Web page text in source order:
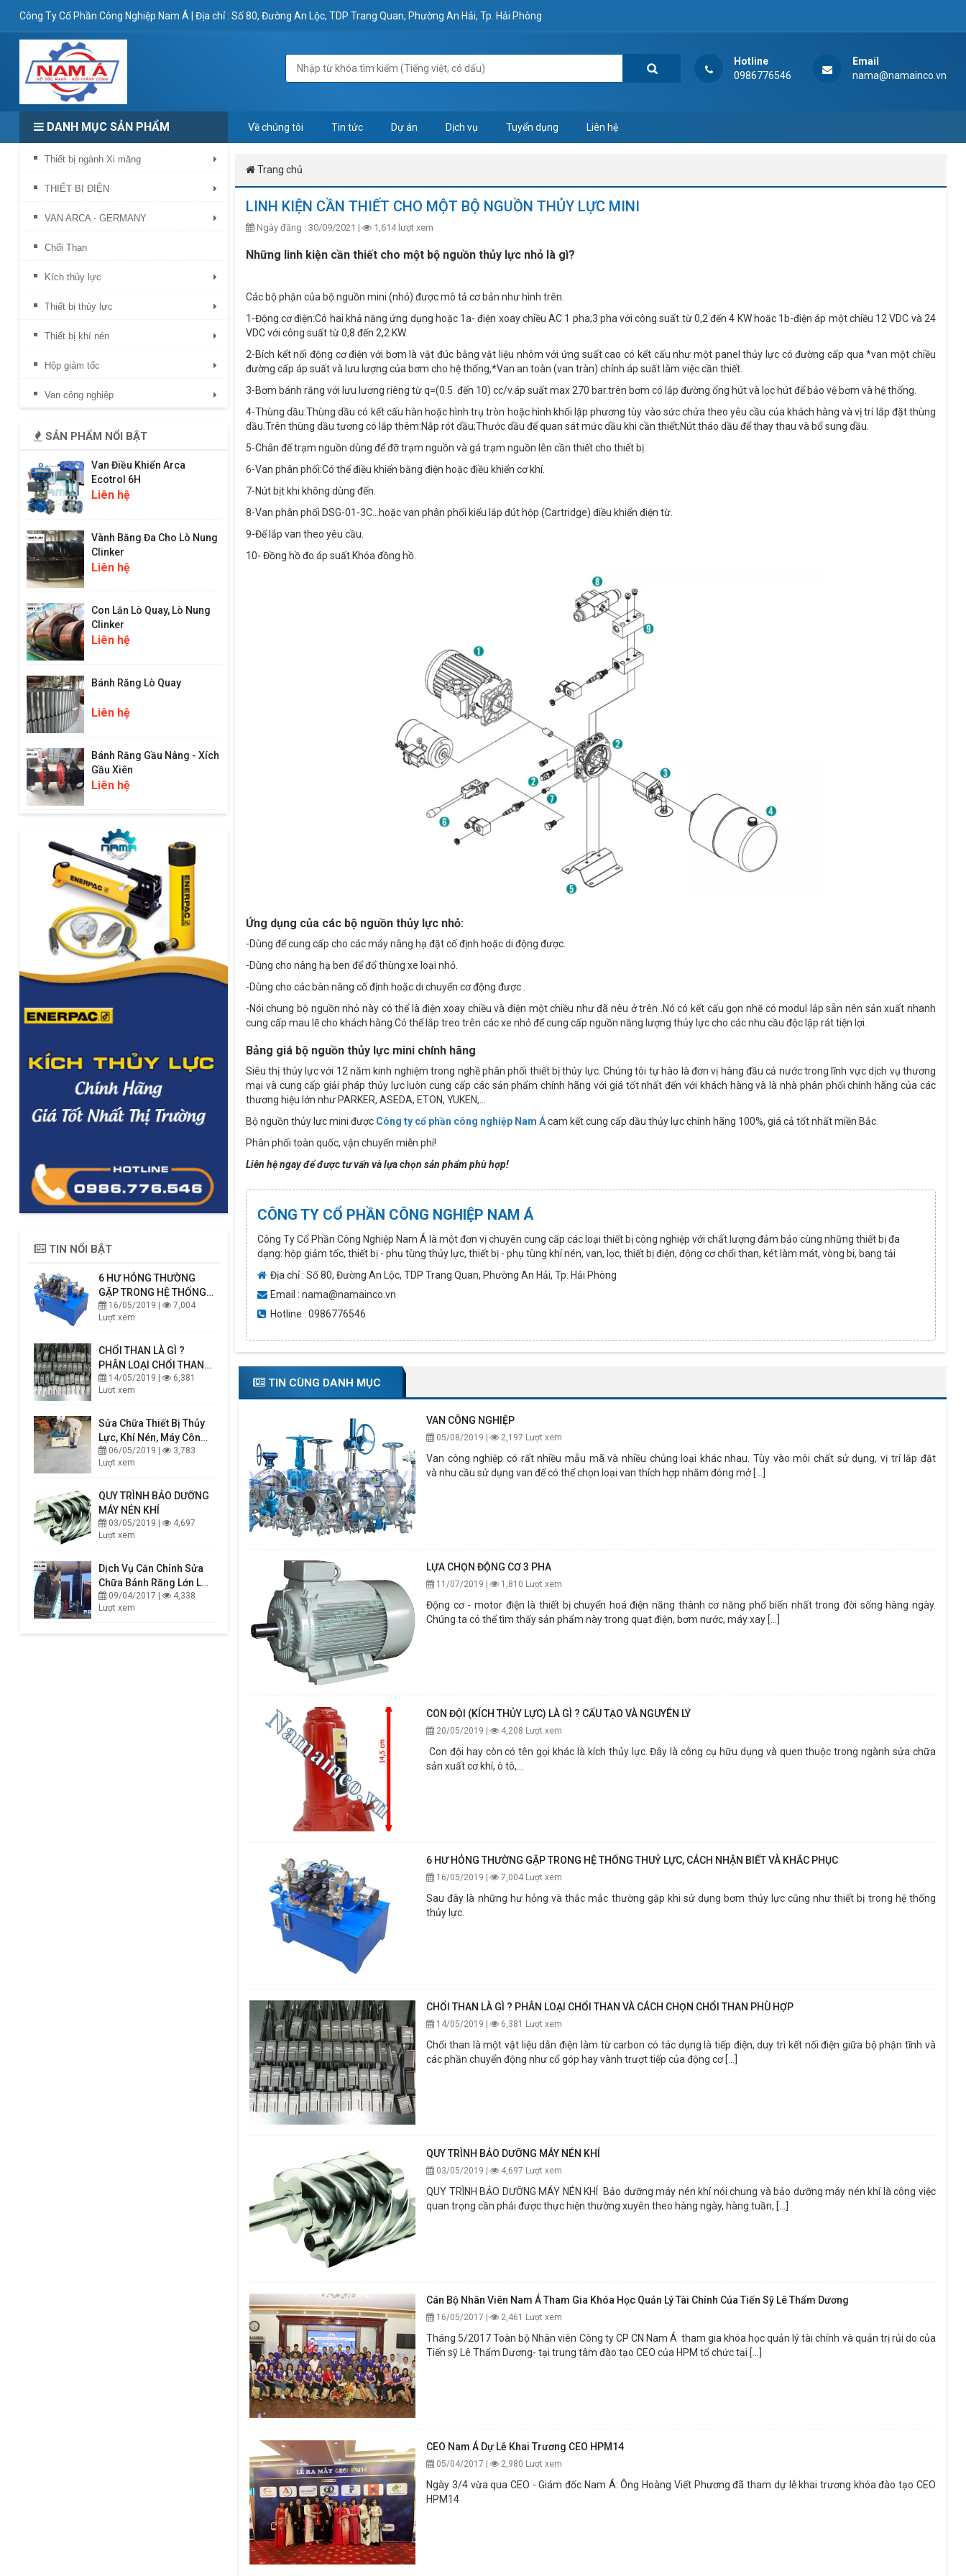
Công Ty Cổ Phần Công Nghiệp Nam Á Địa chỉ : Số 80, Đường An Lộc, TDP Trang Quan, Phường An Hải, Tp. Hải Phòng
Hotline
0986776546
Email
nama@namainco.vn
DANH MỤC SẢN PHẨM Về chúng tôi Tin tức Dự án Dịch vụ Tuyển dụng Liên hệ
Trang chủ
LINH KIỆN CẦN THIẾT CHO MỘT BỘ NGUỒN THỦY LỰC MINI
Ngày đăng : 30/09/2021 | 1,614 lượt xem
Những linh kiện cần thiết cho một bộ nguồn thủy lực nhỏ là gì?
Các bộ phận của bộ nguồn mini (nhỏ) được mô tả cơ bản như hình trên.
1-Động cơ điện:Có hai khả năng ứng dụng hoặc 1a- điện xoay chiều AC 1 pha;3 pha với công suất từ 0,2 đến 4 KW hoặc 1b-điện áp một chiều 12 VDC và 24
VDC với công suất từ 0,8 đến 2,2 KW.
2-Bích kết nối động cơ điện với bơm là vật đúc bằng vật liệu nhôm với ứng suất cao có kết cấu như một panel thủy lực có đường cấp qua *van một chiều
đường cấp áp suất và lưu lượng của bơm cho hệ thống,*Van an toàn (van tràn) chỉnh áp suất làm việc cần thiết.
3-Bơm bánh răng với lưu lương riêng từ q=(0.5 đến 10) cc/v.áp suất max 270 bar.trên bơm có lắp đường ống hút và lọc hút để bảo vệ bơm và hệ thống.
4-Thùng dầu:Thùng dầu có kết cấu hàn hoặc hình trụ tròn hoặc hình khối lập phương tùy vào sức chửa theo yêu cầu của khách hàng và vị trí lắp đặt thùng
dầu.Trên thùng dầu tương có lắp thêm:Nắp rót dầu;Thước dầu để quan sát mức dầu khi cần thiết;Nút tháo dầu để thay thau và bổ sung dầu.
5-Chân đế trạm nguồn dùng để đỡ trạm nguồn và gá trạm nguồn lên cần thiết cho thiết bị.
6-Van phân phối:Có thể điều khiển bằng điện hoặc điều khiển cơ khí.
7-Nút bịt khi không dùng đến.
8-Van phân phối DSG-01-3C…hoặc van phân phối kiểu lắp đút hộp (Cartridge) điều khiển điện từ.
9-Đế lắp van theo yêu cầu.
10- Đồng hồ đo áp suất.Khóa đồng hồ.
Ứng dụng của các bộ nguồn thủy lực nhỏ:
-Dùng để cung cấp cho các máy nâng hạ đặt cố định hoặc di động được.
-Dùng cho nâng hạ ben để đổ thùng xe loại nhỏ.
-Dùng cho các bàn nâng cố định hoặc di chuyển cơ động được .
-Nói chung bộ nguồn nhỏ này có thể là điện xoay chiều và điện một chiều như đã nêu ở trên .Nó có kết cấu gọn nhẽ có modul lắp sẵn nên sản xuất nhanh
cung cấp mau lẽ cho khách hàng.Có thể lắp treo trên các xe nhỏ để cung cấp nguồn năng lượng thủy lực cho các nhu cầu độc lập rát tiện lợi.
Bảng giá bộ nguồn thủy lực mini chính hãng
Siêu thị thủy lực với 12 năm kinh nghiệm trong nghề phân phối thiết bị thủy lực. Chúng tôi tự hào là đơn vị hàng đầu cả nước trong lĩnh vực dịch vụ thương
mại và cung cấp giải pháp thủy lực luôn cung cấp các sản phẩm chính hãng với giá tốt nhất đến với khách hàng và là nhà phân phối chính hãng của các
thương hiệu lớn như PARKER, ASEDA, ETON, YUKEN,...
Bộ nguồn thủy lực mini được Công ty cổ phần công nghiệp Nam Ácam kết cung cấp dầu thủy lực chính hãng 100%, giá cả tốt nhất miền Bắc
Phân phối toàn quốc, vận chuyển miễn phí!
Liên hệ ngay để được tư vấn và lựa chọn sản phẩm phù hợp!
CÔNG TY CỔ PHẦN CÔNG NGHIỆP NAM Á
Công Ty Cổ Phần Công Nghiệp Nam Á là một đơn vị chuyên cung cấp các loại thiết bị công nghiệp với chất lượng đảm bảo cùng những thiết bị đa
dạng: hộp giảm tốc, thiết bị - phụ tùng thủy lực, thiết bị - phụ tùng khí nén, van, lọc, thiết bị điện, động cơ chổi than, két làm mát, vòng bi, bang tải
Địa chỉ : Số 80, Đường An Lộc, TDP Trang Quan, Phường An Hải, Tp. Hải Phòng
Email : nama@namainco.vn
Hotline : 0986776546
TIN CÙNG DANH MỤC
VAN CÔNG NGHIỆP
05/08/2019 | 2,197 Lượt xem
Van công nghiệp có rất nhiều mẫu mã và nhiều chủng loại khác nhau. Tùy vào môi chất sử dụng, vị trí lắp đặt
và nhu cầu sử dụng van để có thể chọn loại van thích hợp nhằm đóng mở [...]
LỰA CHỌN ĐỘNG CƠ 3 PHA
11/07/2019 | 1,810 Lượt xem
Động cơ - motor điện là thiết bị chuyển hoá điện năng thành cơ năng phổ biến nhất trong đời sống hàng ngày.
Chúng ta có thể tìm thấy sản phẩm này trong quạt điện, bơm nước, máy xay [...]
CON ĐỘI (KÍCH THỦY LỰC) LÀ GÌ ? CẤU TẠO VÀ NGUYÊN LÝ
20/05/2019 | 4,208 Lượt xem
Con đội hay còn có tên gọi khác là kích thủy lực. Đây là công cụ hữu dụng và quen thuộc trong ngành sửa chữa
sản xuất cơ khí, ô tô,...
6 HƯ HỎNG THƯỜNG GẶP TRONG HỆ THỐNG THUỶ LỰC, CÁCH NHẬN BIẾT VÀ KHẮC PHỤC
16/05/2019 | 7,004 Lượt xem
Sau đây là những hư hỏng và thắc mắc thường gặp khi sử dụng bơm thủy lực cũng như thiết bị trong hệ thống
thủy lực.
CHỔI THAN LÀ GÌ ? PHÂN LOẠI CHỔI THAN VÀ CÁCH CHỌN CHỔI THAN PHÙ HỢP
14/05/2019 | 6,381 Lượt xem
Chổi than là một vật liệu dẫn điện làm từ carbon có tác dụng là tiếp điện, duy trì kết nối điện giữa bộ phận tĩnh và
các phần chuyển động như cổ góp hay vành trượt tiếp của động cơ [...]
QUY TRÌNH BẢO DƯỠNG MÁY NÉN KHÍ
03/05/2019 | 4,697 Lượt xem
QUY TRÌNH BẢO DƯỠNG MÁY NÉN KHÍ Bảo dưỡng máy nén khí nói chung và bảo dưỡng máy nén khí là công việc
quan trọng cần phải được thực hiện thường xuyên theo hàng ngày, hàng tuần, [...]
Cán Bộ Nhân Viên Nam Á Tham Gia Khóa Học Quản Lý Tài Chính Của Tiến Sỹ Lê Thẩm Dương
16/05/2017 | 2,461 Lượt xem
Tháng 5/2017 Toàn bộ Nhân viên Công ty CP CN Nam Á tham gia khóa học quản lý tài chính và quản trị rủi do của
Tiến sỹ Lê Thẩm Dương- tại trung tâm đào tạo CEO của HPM tổ chức tại [...]
CEO Nam Á Dự Lễ Khai Trương CEO HPM14
05/04/2017 | 2,980 Lượt xem
Ngày 3/4 vừa qua CEO - Giám đốc Nam Á: Ông Hoàng Viết Phương đã tham dự lễ khai trương khóa đào tạo CEO
HPM14
Thiết bị ngành Xi măng
THIẾT BỊ ĐIỆN
VAN ARCA - GERMANY
Chổi Than
Kích thủy lực
Thiết bị thủy lực
Thiết bị khí nén
Hộp giảm tốc
Van công nghiệp
SẢN PHẨM NỔI BẬT
Van Điều Khiển Arca
Ecotrol 6H
Liên hệ
Vành Băng Đa Cho Lò Nung
Clinker
Liên hệ
Con Lăn Lò Quay, Lò Nung
Clinker
Liên hệ
Bánh Răng Lò Quay
Liên hệ
Bánh Răng Gầu Nâng - Xích
Gầu Xiên
Liên hệ
TIN NỔI BẬT
6 HƯ HỎNG THƯỜNG
GẶP TRONG HỆ THỐNG
THUỶ LỰC, CÁCH NHẬN
BIẾT VÀ KHẮC PHỤC
16/05/2019 |
7,004
Lượt xem
CHỔI THAN LÀ GÌ ?
PHÂN LOẠI CHỔI THAN
VÀ CÁCH CHỌN CHỔI
THAN PHÙ HỢP
14/05/2019 |
6,381
Lượt xem
Sửa Chữa Thiết Bị Thủy
Lực, Khí Nén, Máy Công
Nghiệp
06/05/2019 |
3,783
Lượt xem
QUY TRÌNH BẢO DƯỠNG
MÁY NÉN KHÍ
03/05/2019 |
4,697
Lượt xem
Dịch Vụ Căn Chỉnh Sửa
Chữa Bánh Răng Lớn Lò
Quay
09/04/2017 |
4,338
Lượt xem